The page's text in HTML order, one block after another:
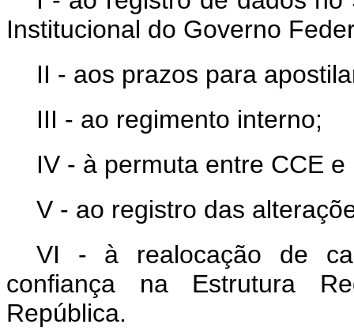
Institucional do Governo
II - aos prazos para
III - ao regimento interno;
IV - à permuta entre CCE e
V - ao registro das
VI - à realocação de
confiança na Estrutura
República.